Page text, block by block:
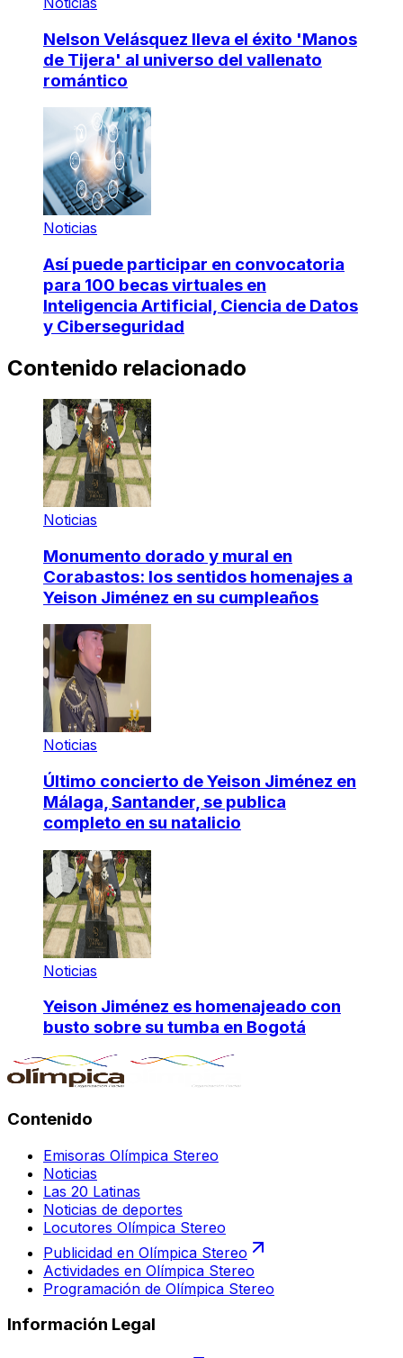
Nelson Velásquez lleva el éxito 'Manos
de Tijera' al universo del vallenato
romántico
Noticias
Así puede participar en convocatoria
para 100 becas virtuales en
Inteligencia Artificial, Ciencia de Datos
y Ciberseguridad
Contenido relacionado
Noticias
Monumento dorado y mural en
Corabastos: los sentidos homenajes a
Yeison Jiménez en su cumpleaños
Noticias
Último concierto de Yeison Jiménez en
Málaga, Santander, se publica
completo en su natalicio
Noticias
Yeison Jiménez es homenajeado con
busto sobre su tumba en Bogotá
Contenido
Emisoras Olímpica Stereo
Noticias
Las 20 Latinas
Noticias de deportes
Locutores Olímpica Stereo
Publicidad en Olímpica Stereo
Actividades en Olímpica Stereo
Programación de Olímpica Stereo
Información Legal